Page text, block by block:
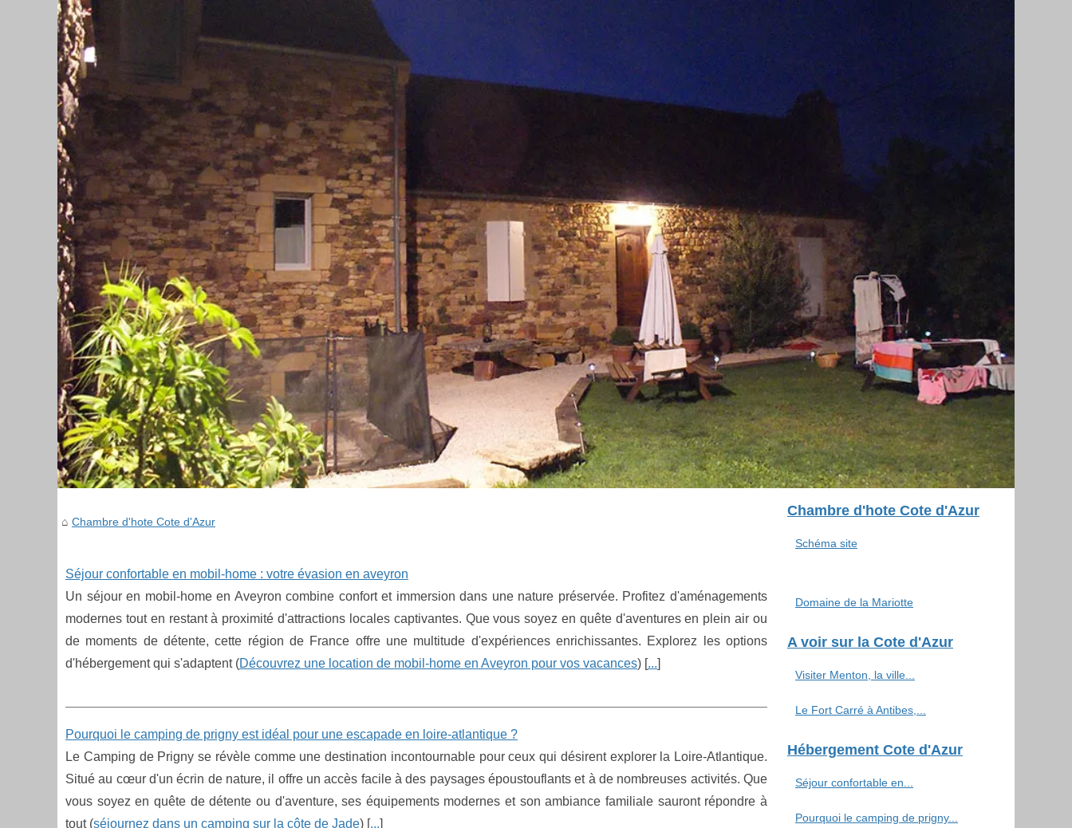
Chambre d'hote Cote d'Azur
Séjour confortable en mobil-home : votre évasion en aveyron
Un séjour en mobil-home en Aveyron combine confort et immersion dans une nature préservée. Profitez d'aménagements
modernes tout en restant à proximité d'attractions locales captivantes. Que vous soyez en quête d'aventures en plein air ou
de moments de détente, cette région de France offre une multitude d'expériences enrichissantes. Explorez les options
d'hébergement qui s'adaptent (Découvrez une location de mobil-home en Aveyron pour vos vacances) [...]
Pourquoi le camping de prigny est idéal pour une escapade en loire-atlantique ?
Le Camping de Prigny se révèle comme une destination incontournable pour ceux qui désirent explorer la Loire-Atlantique.
Situé au cœur d'un écrin de nature, il offre un accès facile à des paysages époustouflants et à de nombreuses activités. Que
vous soyez en quête de détente ou d'aventure, ses équipements modernes et son ambiance familiale sauront répondre à
tout (séjournez dans un camping sur la côte de Jade) [...]
Chambre d'hote Cote d'Azur
Schéma site
Domaine de la Mariotte
A voir sur la Cote d'Azur
Visiter Menton, la ville...
Le Fort Carré à Antibes,...
Hébergement Cote d'Azur
Séjour confortable en...
Pourquoi le camping de prigny...